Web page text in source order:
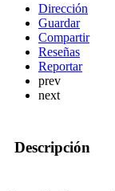
Dirección
Guardar
Compartir
Reseñas
Reportar
prev
next
Descripción